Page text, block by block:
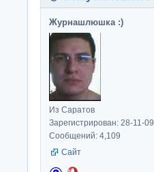
Журнашлюшка :)
Из Саратов
Зарегистрирован: 28-11-09
Сообщений: 4,109
Сайт